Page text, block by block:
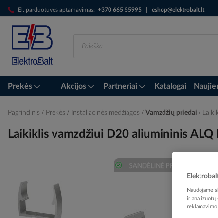
El. parduotuvės aptarnavimas: +370 665 55995 eshop@elektrobalt.lt
Skip
to
Content
Prekės Akcijos Partneriai Katalogai
Pagrindinis Prekės Instaliacinės medžiagos Vamzdžių priedai
Laikiklis vamzdžiui D20 aliumininis
the
end
of
Naudojame
ir analizuotų
reklamavimo